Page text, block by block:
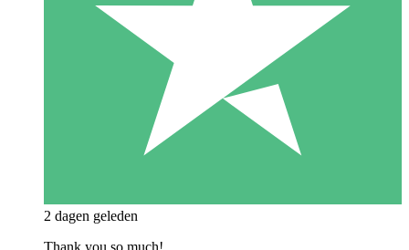
2 dagen geleden
Thank you so much!